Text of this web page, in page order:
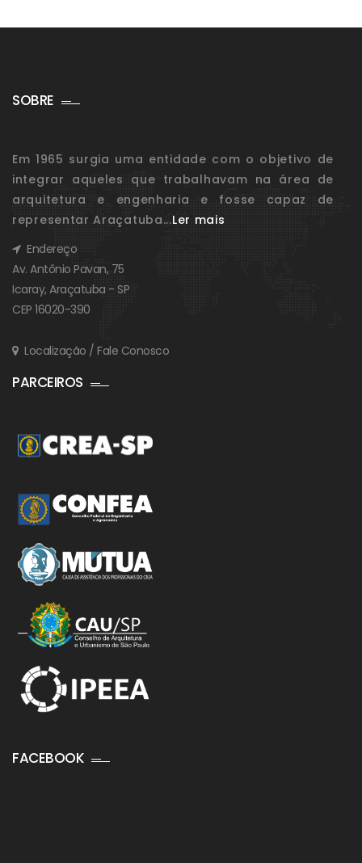
SOBRE
Em 1965 surgia uma entidade com o objetivo de
integrar aqueles que trabalhavam na área de
arquitetura e engenharia e fosse capaz de
representar Araçatuba...Ler mais
Endereço
Av. Antônio Pavan, 75
Icaray, Araçatuba - SP
CEP 16020-390
Localização / Fale Conosco
PARCEIROS
FACEBOOK